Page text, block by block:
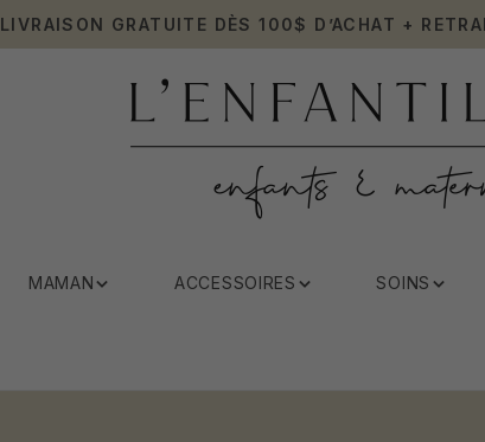
LIVRAISON GRATUITE DÈS 100$ D’ACHAT +
MAMAN ACCESSOIRES SOINS